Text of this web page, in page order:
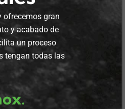
ofrecemos gran
y acabado de
un proceso
tengan todas las